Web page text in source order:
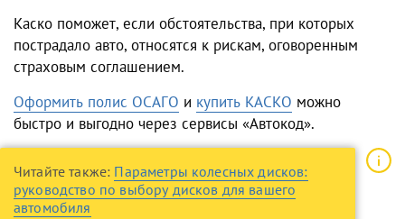
Каско поможет, если обстоятельства, при которых
пострадало авто, относятся к рискам, оговоренным
страховым соглашением.
Оформить полис ОСАГО и купить КАСКО можно
быстро и выгодно через сервисы «Автокод».
Читайте также: Параметры колесных дисков:
руководство по выбору дисков для вашего
автомобиля